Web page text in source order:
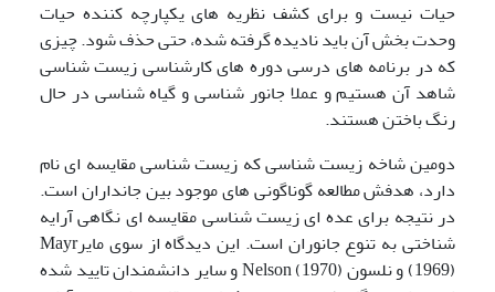
حیات نیست و برای کشف نظریه های یکپارچه کننده حیات
وحدت بخش آن باید نادیده گرفته شده، حتی حذف شود. چیزی
که در برنامه های درسی دوره های کارشناسی زیست شناسی
شاهد آن هستیم و عملا جانور شناسی و گیاه شناسی در حال
رنگ باختن هستند.
دومین شاخه زیست شناسی که زیست شناسی مقایسه ای نام
دارد، هدفش مطالعه گوناگونی های موجود بین جانداران است.
در نتیجه برای عده ای زیست شناسی مقایسه ای نگاهی آرایه
شناختی به تنوع جانوران است. این دیدگاه از سوی مایرMayr
(1969) و نلسون Nelson (1970) و سایر دانشمندان تایید شده